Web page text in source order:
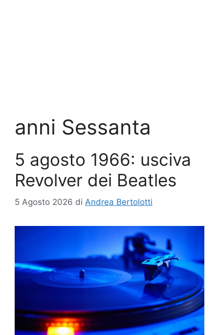
anni Sessanta
5 agosto 1966: usciva
Revolver dei Beatles
5 Agosto 2026 di Andrea Bertolotti